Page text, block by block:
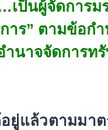
เป็นผู้จัดการม
าร” ตามข้อก
ำนาจจัดการท
ยู่แล้วตามมา